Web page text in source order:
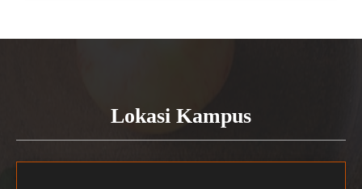
Lokasi Kampus